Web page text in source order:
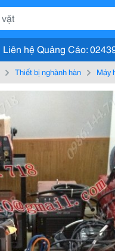
Liên hệ Quảng Cáo:
Thiết bị nghành hàn Máy